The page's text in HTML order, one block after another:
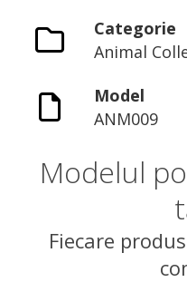
Categorie
Animal
Model
ANM009
Modelul
Fiecare